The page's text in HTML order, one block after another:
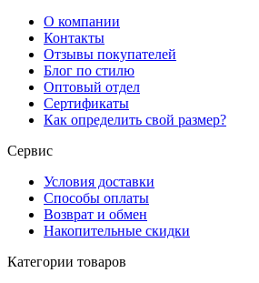
О компании
Контакты
Отзывы покупателей
Блог по стилю
Оптовый отдел
Сертификаты
Как определить свой размер?
Сервис
Условия доставки
Способы оплаты
Возврат и обмен
Накопительные скидки
Категории товаров